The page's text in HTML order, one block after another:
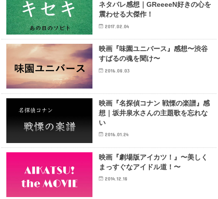
ネタバレ感想｜GReeeeN好きの心を
震わせる大傑作！
2017.02.04
映画『味園ユニバース』感想〜渋谷
すばるの魂を聞け〜
2016.08.03
映画『名探偵コナン 戦慄の楽譜』感
想｜坂井泉水さんの主題歌を忘れな
い
2016.01.24
映画『劇場版アイカツ！』〜美しく
まっすぐなアイドル道！〜
2014.12.18